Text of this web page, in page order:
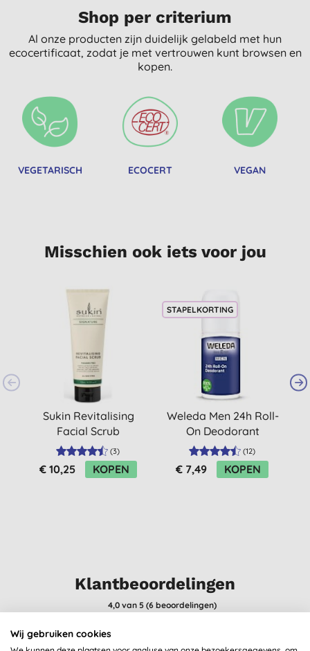
Shop per criterium
Al onze producten zijn duidelijk gelabeld met hun
ecocertificaat, zodat je met vertrouwen kunt browsen en
kopen.
VEGETARISCH ECOCERT VEGAN
Misschien ook iets voor jou
Sukin Revitalising
Facial Scrub
(3)
€ 10,25 KOPEN
STAPELKORTING
Weleda Men 24h Roll-
On Deodorant
(12)
€ 7,49 KOPEN
Klantbeoordelingen
4,0van 5 (6 beoordelingen)
Werkt goed
Wij gebruiken cookies